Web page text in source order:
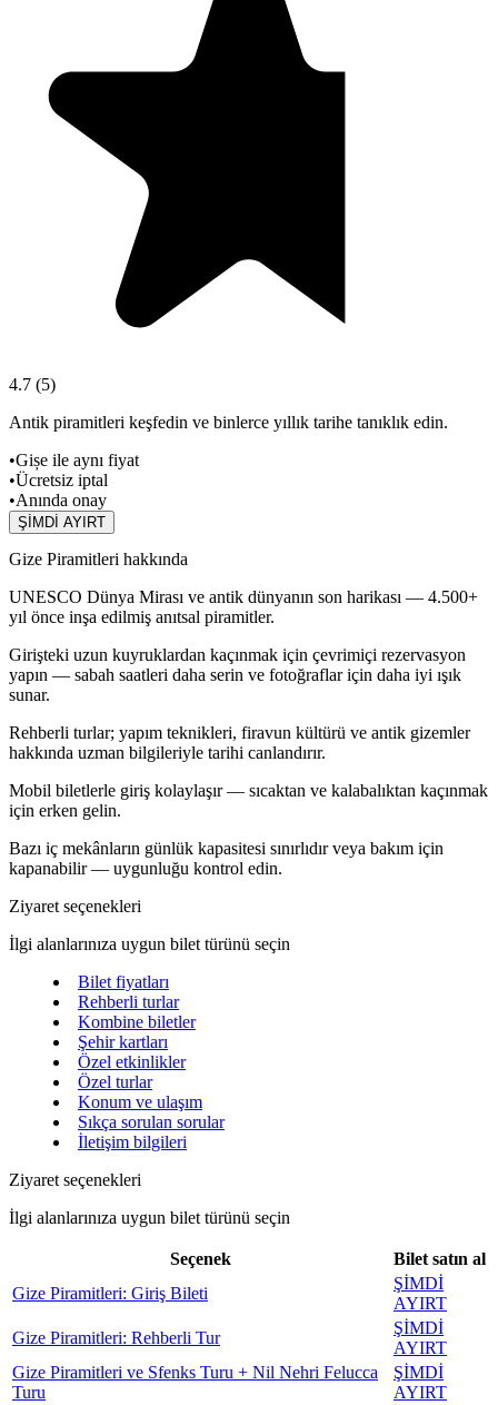
4.7 (5)
Antik piramitleri keşfedin ve binlerce yıllık tarihe tanıklık edin.
•Gișe ile aynı fiyat
•Ücretsiz iptal
•Anında onay
ŞİMDİ AYIRT
Gize Piramitleri hakkında
UNESCO Dünya Mirası ve antik dünyanın son harikası — 4.500+
yıl önce inşa edilmiş anıtsal piramitler.
Girişteki uzun kuyruklardan kaçınmak için çevrimiçi rezervasyon
yapın — sabah saatleri daha serin ve fotoğraflar için daha iyi ışık
sunar.
Rehberli turlar; yapım teknikleri, firavun kültürü ve antik gizemler
hakkında uzman bilgileriyle tarihi canlandırır.
Mobil biletlerle giriş kolaylaşır — sıcaktan ve kalabalıktan kaçınmak
için erken gelin.
Bazı iç mekânların günlük kapasitesi sınırlıdır veya bakım için
kapanabilir — uygunluğu kontrol edin.
Ziyaret seçenekleri
İlgi alanlarınıza uygun bilet türünü seçin
Bilet fiyatları
Rehberli turlar
Kombine biletler
Şehir kartları
Özel etkinlikler
Özel turlar
Konum ve ulaşım
Sıkça sorulan sorular
İletişim bilgileri
Ziyaret seçenekleri
İlgi alanlarınıza uygun bilet türünü seçin
Seçenek
Bilet satın al
Gize Piramitleri: Giriş Bileti
ŞİMDİ
AYIRT
Gize Piramitleri: Rehberli Tur
ŞİMDİ
AYIRT
Gize Piramitleri ve Sfenks Turu + Nil Nehri Felucca
Turu
ŞİMDİ
AYIRT